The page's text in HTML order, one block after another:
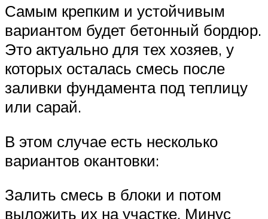
Самым крепким и устойчивым
вариантом будет бетонный бордюр.
Это актуально для тех хозяев, у
которых осталась смесь после
заливки фундамента под теплицу
или сарай.
В этом случае есть несколько
вариантов окантовки:
Залить смесь в блоки и потом
выложить их на участке. Минус